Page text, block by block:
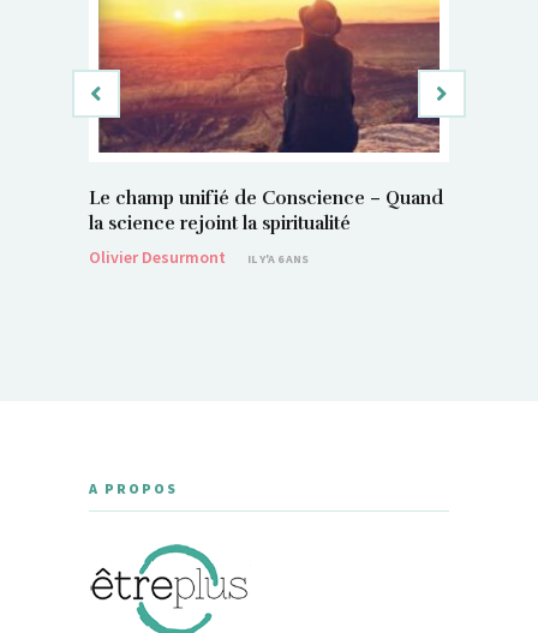
Le champ unifié de Conscience – Quand
la science rejoint la spiritualité
Olivier Desurmont
IL Y'A 6 ANS
A PROPOS